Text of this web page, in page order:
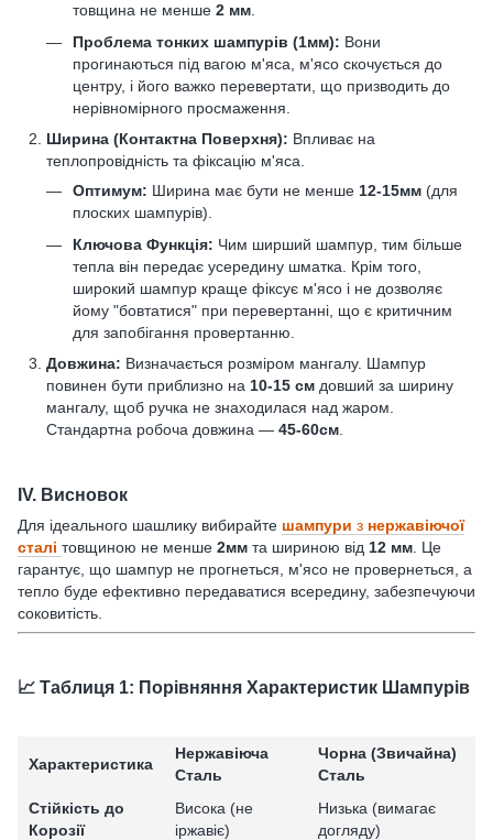
товщина не менше 2 мм.
Проблема тонких шампурів (1мм): Вони
прогинаються під вагою м'яса, м'ясо скочується до
центру, і його важко перевертати, що призводить до
нерівномірного просмаження.
Ширина (Контактна Поверхня): Впливає на
теплопровідність та фіксацію м'яса.
Оптимум: Ширина має бути не менше 12-15мм (для
плоских шампурів).
Ключова Функція: Чим ширший шампур, тим більше
тепла він передає усередину шматка. Крім того,
широкий шампур краще фіксує м'ясо і не дозволяє
йому "бовтатися" при перевертанні, що є критичним
для запобігання провертанню.
Довжина: Визначається розміром мангалу. Шампур
повинен бути приблизно на 10-15 см довший за ширину
мангалу, щоб ручка не знаходилася над жаром.
Стандартна робоча довжина — 45-60см
IV. Висновок
Для ідеального шашлику вибирайте шампури з нержавіючої
сталі товщиною не менше 2мм та шириною від 12 мм . Це
гарантує, що шампур не прогнеться, м'ясо не провернеться, а
тепло буде ефективно передаватися всередину, забезпечуючи
соковитість.
📈 Таблиця 1: Порівняння Характеристик Шампурів
Характеристика
Нержавіюча
Сталь
Чорна (Звичайна)
Сталь
Стійкість до
Корозії
Висока (не
іржавіє)
Низька (вимагає
догляду)